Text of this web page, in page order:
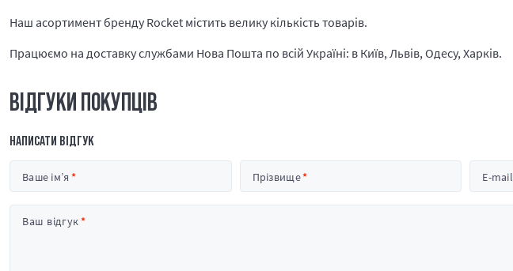
Наш асортимент бренду Rocket містить велику кількість товарів.
Працюємо на доставку службами Нова Пошта по всій Україні: в Київ, Львів, Одесу, Харків.
ВІДГУКИ ПОКУПЦІВ
НАПИСАТИ ВІДГУК
Ваше ім’я Прізвище E-mail
Ваш відгук